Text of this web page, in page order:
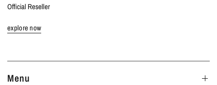
Official Reseller
explore now
Menu